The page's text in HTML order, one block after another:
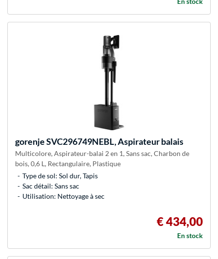
gorenjeSVC296749NEBL, Aspirateur balais
Multicolore, Aspirateur-balai 2 en 1, Sans sac, Charbon de
bois, 0,6 L, Rectangulaire, Plastique
Type de sol: Sol dur, Tapis
Sac détail: Sans sac
Utilisation: Nettoyage à sec
€ 434,00
En stock